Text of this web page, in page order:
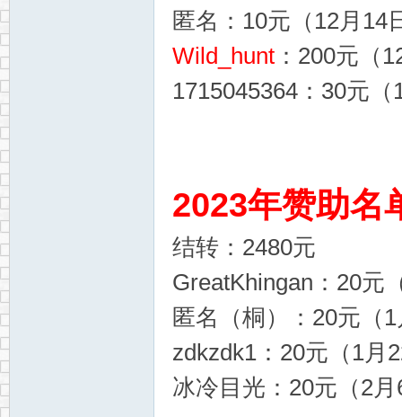
匿名：10元（12月14
Wild_hunt：200元（
1715045364：30元
2023年赞助名
结转：2480元
GreatKhingan：20元
匿名（桐）：20元（
zdkzdk1：20元（1月
冰冷目光：20元（2